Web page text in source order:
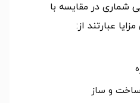
شماری در مقایسه با
عبارتند از:
ساخت و ساز